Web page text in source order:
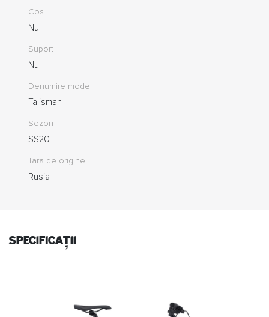
Cos
Nu
Suport
Nu
Denumire model
Talisman
Sezon
SS20
Tara de origine
Rusia
specificații